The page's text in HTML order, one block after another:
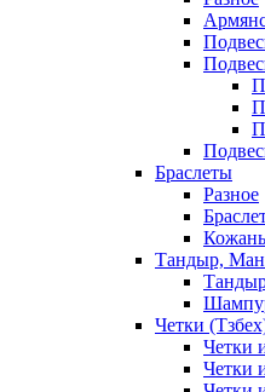
Браслеты
Разное
Тандыр,
Четки
Четки
Четки